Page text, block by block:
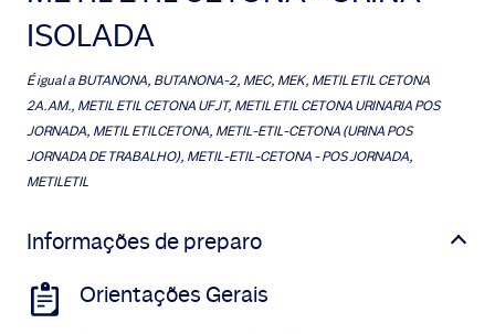
ISOLADA
É igual aBUTANONA, BUTANONA-2, MEC, MEK, METIL ETIL CETONA
2A.AM., METIL ETIL CETONA UFJT, METIL ETIL CETONA URINARIA POS
JORNADA, METIL ETILCETONA, METIL-ETIL-CETONA (URINA POS
JORNADA DE TRABALHO), METIL-ETIL-CETONA - POS JORNADA,
METILETIL
Informações de preparo
Orientações Gerais